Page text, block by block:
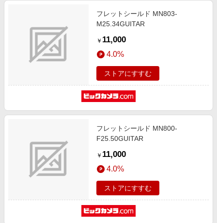
フレットシールド MN803-
M25.34GUITAR
￥ 11,000
4.0%
ストアにすすむ
フレットシールド MN800-
F25.50GUITAR
￥ 11,000
4.0%
ストアにすすむ